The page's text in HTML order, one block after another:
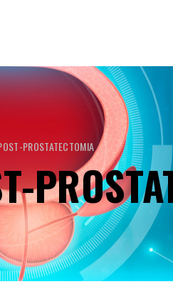
PROSTATECTOMIA